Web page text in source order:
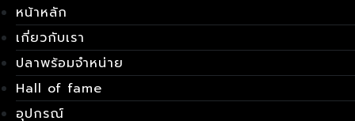
Skip
to
content
หน้าหลัก
เกี่ยวกับเรา
ปลาพร้อมจำหน่าย
Hall of fame
อุปกรณ์
เมนู